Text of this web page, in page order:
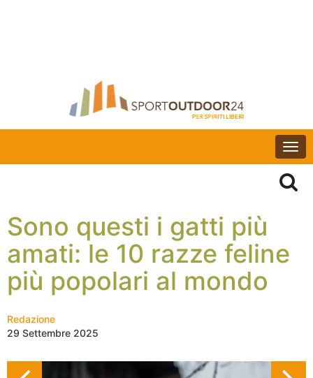
Sono questi i gatti più
amati: le 10 razze feline
più popolari al mondo
Redazione
29 Settembre 2025